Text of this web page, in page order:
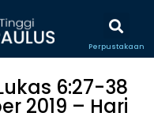
Perpustakaan
6:27-38
2019 – Hari